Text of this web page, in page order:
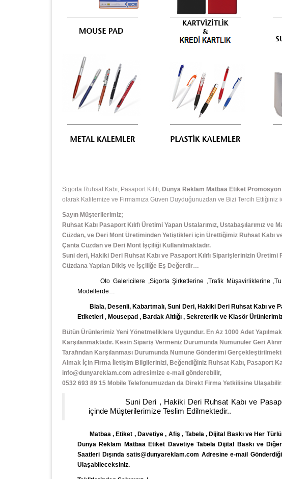
Sigorta Ruhsat Kabı, Pasaport Kılıfı, Dünya Reklam Matbaa Etiket Promosyon
olarak Kalitemize ve Firmamıza Güven Duyduğunuzdan ve Bizi Tercih Ettiğiniz
Sayın Müşterilerimiz;
Ruhsat Kabı Pasaport Kılıfı Üretimi Yapan Ustalarımız, Ustabaşılarımız ve
Cüzdan, ve Deri Mont Üretiminden Yetiştikleri için Ürettiğimiz Ruhsat Kabı
Çanta Cüzdan ve Deri Mont İşçiliği Kullanılmaktadır.
Suni deri, Hakiki Deri Ruhsat Kabı ve Pasaport Kılıfı Siparişlerinizin Üretimi
Cüzdana Yapılan Dikiş ve İşçiliğe Eş Değerdir…
Oto Galericilere ,Sigorta Şirketlerine ,Trafik Müşavirliklerine
Modellerde…
Biala, Desenli, Kabartmalı, Suni Deri, Hakiki Deri Ruhsat Kabı ve
Etiketleri , Mousepad , Bardak Altlığı , Sekreterlik ve Klasör
Bütün Ürünlerimiz Yeni Yönetmeliklere Uygundur. En Az 1000 Adet
Karşılanmaktadır. Kesin Sipariş Vermeniz Durumunda Numunuler Geri
Tarafından Karşılanması Durumunda Numune Gönderimi
Almak İçin Firma İletişim Bilgilerinizi, Beğendiğiniz Ruhsat Kabı, Pasaport
info@dunyareklam.com adresimize e-mail gönderebilir,
0532 693 89 15 Mobile Telefonumuzdan da Direkt Firma Yetkilisine
Suni Deri , Hakiki Deri Ruhsat Kabı ve Pasaport
içinde Müşterilerimize Teslim Edilmektedir..
Matbaa , Etiket , Davetiye , Afiş , Tabela , Dijital Baskıve Her
Dünya Reklam Matbaa Etiket Davetiye Tabela Dijital Baskı ve
Saatleri Dışında satis@dunyareklam.com Adresine e-mail
Ulaşabileceksiniz.